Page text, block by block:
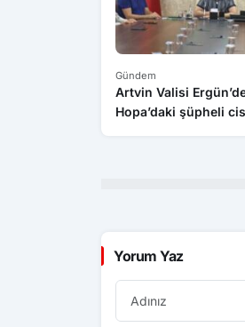
Gündem
Artvin Valisi
Hopa’daki şüpheli
Yorum Yaz